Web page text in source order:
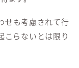
せも考慮されて行
こらないとは限り